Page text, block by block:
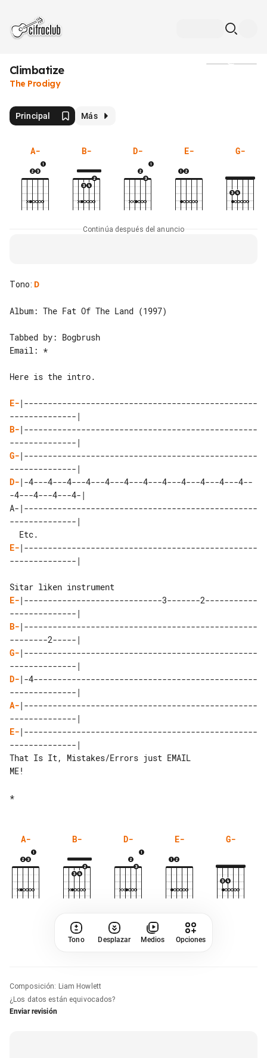
Climbatize
The Prodigy
Principal Más
A- B- D- E- G-
Continúa después del anuncio
Tono: D
Album: The Fat Of The Land (1997)
Tabbed by: Bogbrush
Email: *
Here is the intro.
E-|-------------------------------------------------
B-|-------------------------------------------------
G-|-------------------------------------------------
D-|-4---4---4---4---4---4---4---4---4---4---4---4--
-4---4---4---4-|
A-|-------------------------------------------------
--------------|
E-|-------------------------------------------------
--------------|
E-|-----------------------------3-------2-----------
B-|-------------------------------------------------
G-|-------------------------------------------------
D-|-4-----------------------------------------------
A-|-------------------------------------------------
E-|-------------------------------------------------
--------------|
That Is It, Mistakes/Errors just EMAIL
ME!
A- B- D- E- G-
Tono Desplazar Medios Opciones
Composición: Liam Howlett
¿Los datos están equivocados?
Enviar revisión